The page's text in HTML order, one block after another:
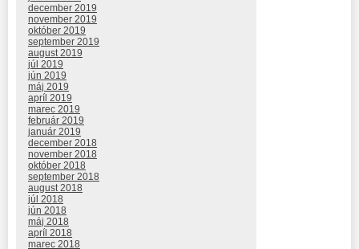
december 2019
november 2019
október 2019
september 2019
august 2019
júl 2019
jún 2019
máj 2019
apríl 2019
marec 2019
február 2019
január 2019
december 2018
november 2018
október 2018
september 2018
august 2018
júl 2018
jún 2018
máj 2018
apríl 2018
marec 2018